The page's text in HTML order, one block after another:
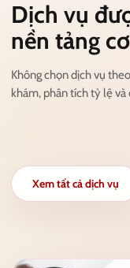
Dịch vụ
nền tảng
Không chọn dịch vụ
khám, phân tích tỷ lệ và
Xem tất cả dịch vụ